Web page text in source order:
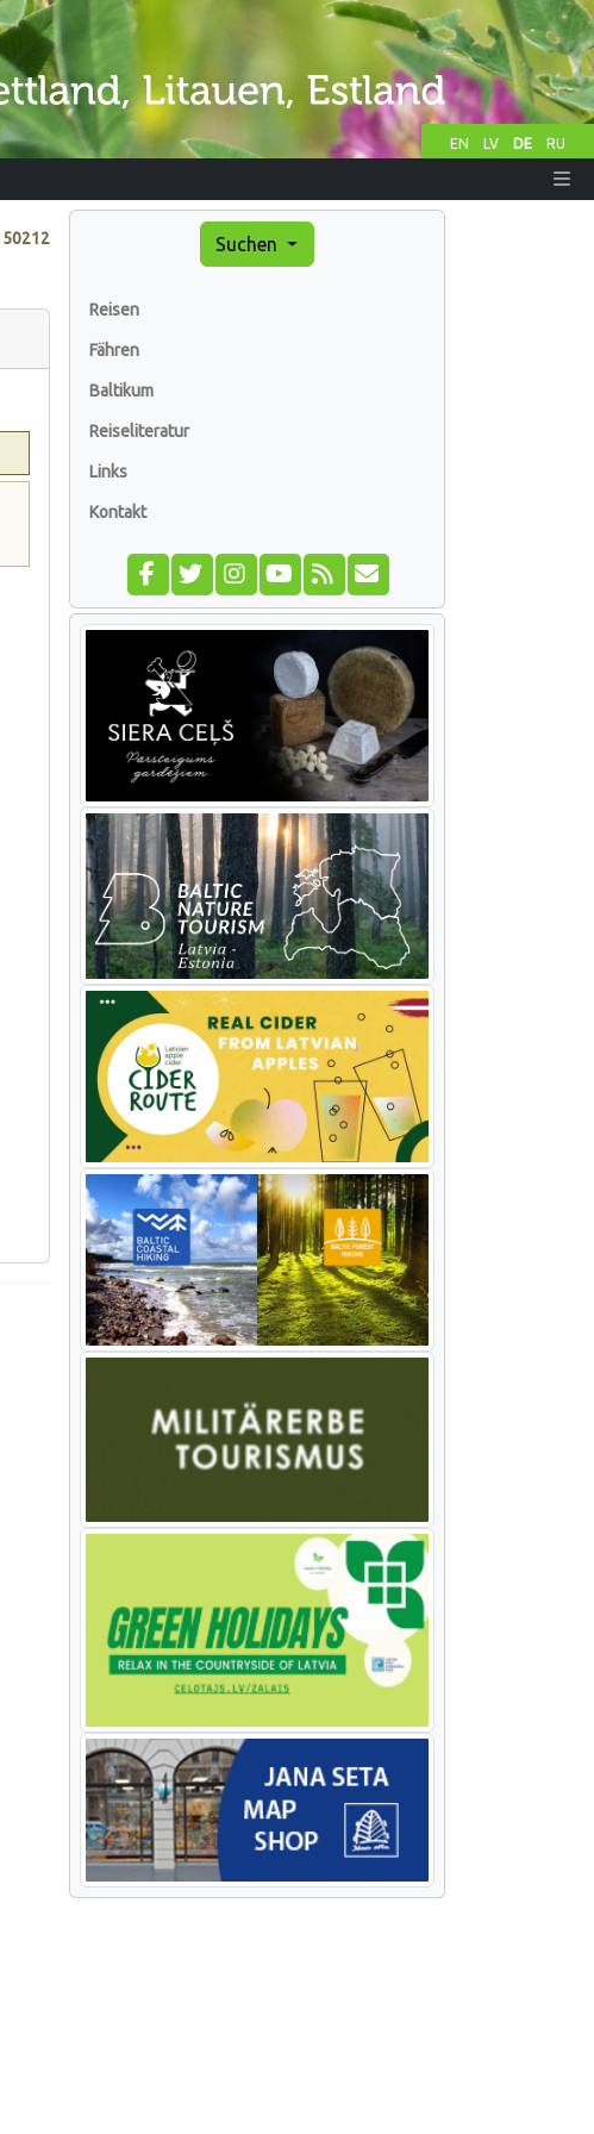
EN LV DE RU
50212 Suchen
Reisen
Fähren
Baltikum
Reiseliteratur
Links
Kontakt